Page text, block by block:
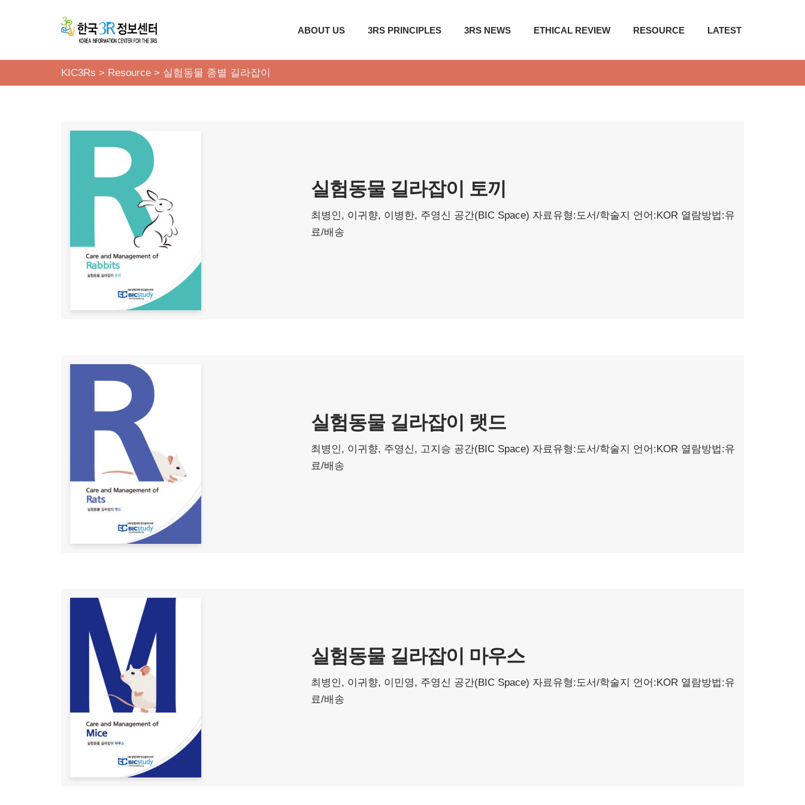
로
ABOUT US 3RS PRINCIPLES 3RS NEWS ETHICAL REVIEW RESOURCE LATEST
KIC3Rs > Resource > 실험동물 종별 길라잡이
실험동물 길라잡이 토끼
최병인, 이귀향, 이병한, 주영신 공간(BIC Space) 자료유형:도서/학술지 언어:KOR 열람방법:유
료/배송
실험동물 길라잡이 랫드
최병인, 이귀향, 주영신, 고지승 공간(BIC Space) 자료유형:도서/학술지 언어:KOR 열람방법:유
료/배송
실험동물 길라잡이 마우스
최병인, 이귀향, 이민영, 주영신 공간(BIC Space) 자료유형:도서/학술지 언어:KOR 열람방법:유
료/배송